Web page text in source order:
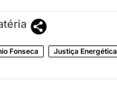
Fonseca
Justiça Energética